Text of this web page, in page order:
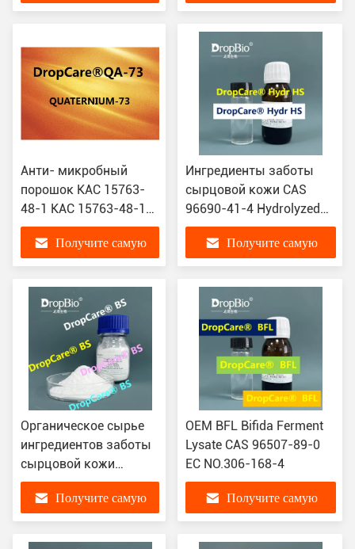
Анти- микробный
порошок КАС 15763-
48-1 КАС 15763-48-1
кватерниума 73 КА-73
кристаллический
увядая метки угорь
Получите самую
Ингредиенты заботы
сырцовой кожи CAS
96690-41-4 Hydrolyzed
порошок шелка для
проводника волос
Получите самую
Органическое сырье
ингредиентов заботы
сырцовой кожи
салицилата Betaine
для масла
контролирует CAS
17671-53-3
Получите самую
OEM BFL Bifida Ferment
Lysate CAS 96507-89-0
EC NO.306-168-4
Получите самую